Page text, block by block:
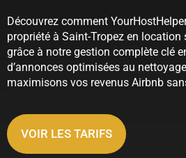
Découvrez comment
propriété à Saint-Tropez en location
grâce à notre gestion complète clé
d’annonces optimisées au
maximisons vos revenus Airbnb
VOIR LES TARIFS